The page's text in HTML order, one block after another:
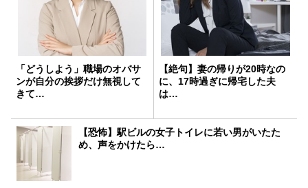
「どうしよう」職場のオバサ
ンが自分の挨拶だけ無視して
きて…
【絶句】妻の帰りが20時なの
に、17時過ぎに帰宅した夫
は…
【恐怖】駅ビルの女子トイレに若い男がいたた
め、声をかけたら…